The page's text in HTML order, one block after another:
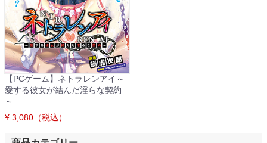
【PCゲーム】ネトラレンアイ～
愛する彼女が結んだ淫らな契約
～
¥ 3,080（税込）